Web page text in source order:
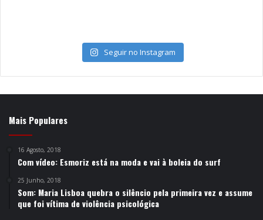
Seguir no Instagram
Mais Populares
16 Agosto, 2018
Com vídeo: Esmoriz está na moda e vai à boleia do surf
25 Junho, 2018
Som: Maria Lisboa quebra o silêncio pela primeira vez e assume
que foi vítima de violência psicológica